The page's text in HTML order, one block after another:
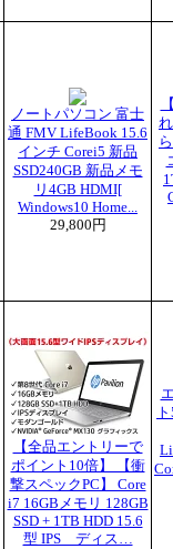
ノートパソコン 富士
通 FMV LifeBook 15.6
インチ Corei5 新品
SSD240GB 新品メモ
リ4GB HDMI[
Windows10 Home...
29,800円
【全品エントリーで
ポイント10倍】 【衝
撃スペックPC】 Core
i7 16GBメモリ 128GB
SSD + 1TB HDD 15.6
型 IPS ディス…